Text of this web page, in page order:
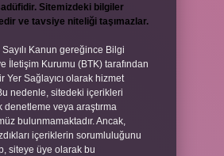
Sitemizdeki bilgiler
ve tavsiye niteliği taşımazlar.
Kanun gereğince Bilgi
İletişim Kurumu (BTK) tarafından
Yer Sağlayıcı olarak hizmet
nedenle, sitedeki içerikleri
denetleme veya araştırma
bulunmamaktadır. Ancak,
içeriklerin sorumluluğunu
siteye üye olarak bu